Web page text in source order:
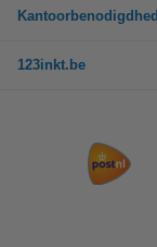
123inkt.be